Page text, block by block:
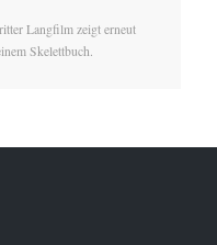
Langfilm zeigt erneut
Skelettbuch.